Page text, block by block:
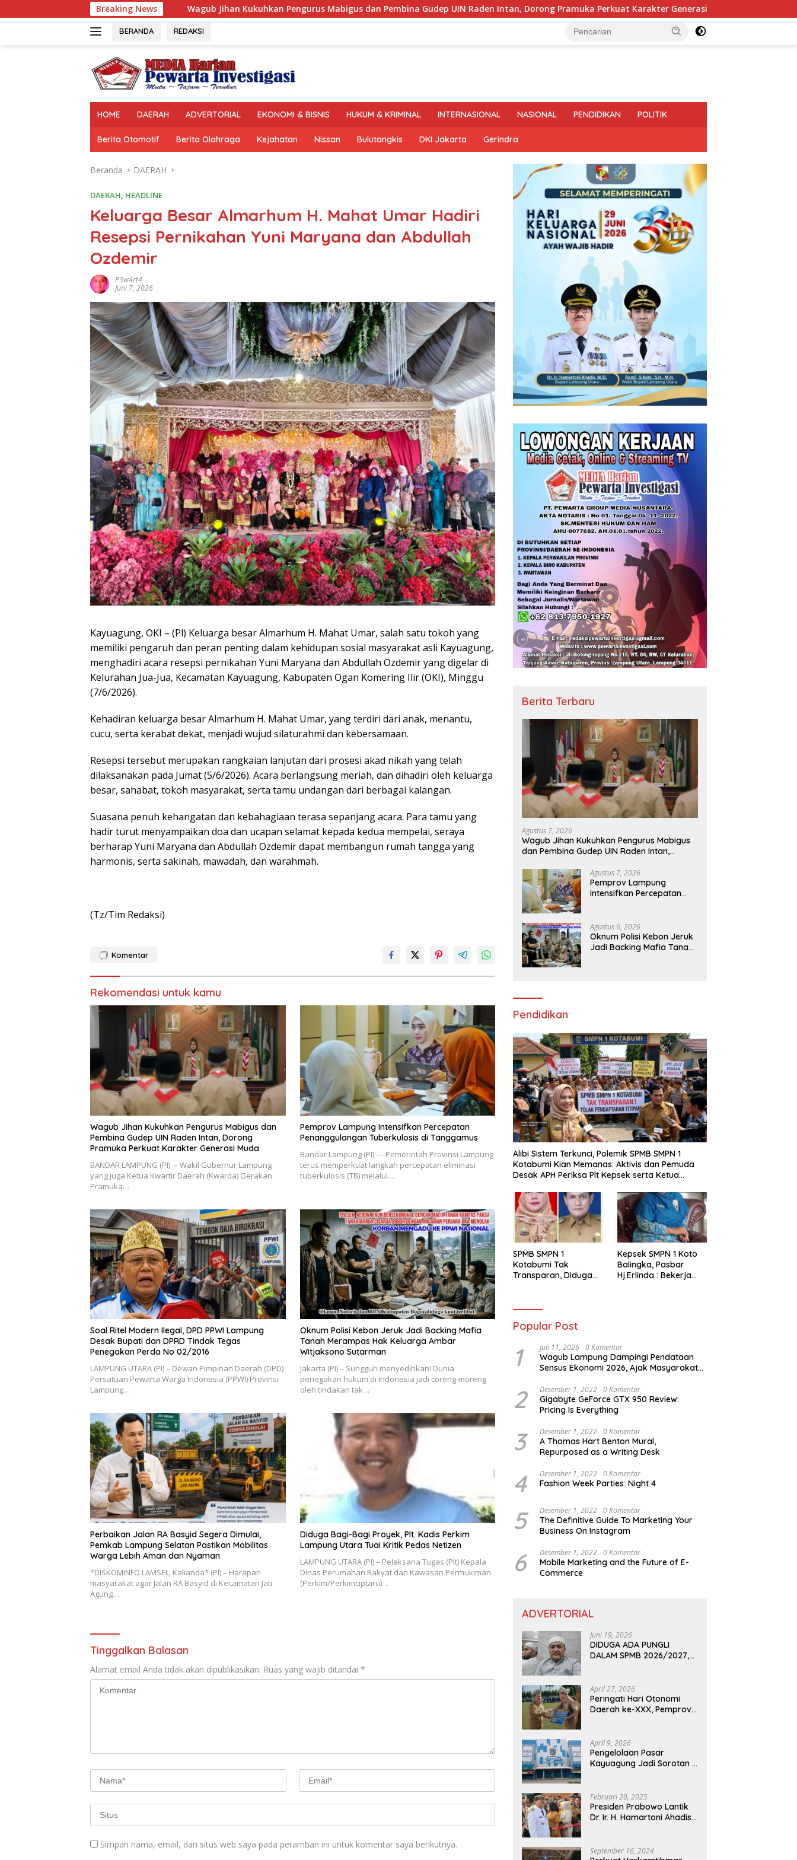
ke
Breaking News
Wagub Jihan Kukuhkan Pengurus Mabigus dan Pembina Gudep UIN Raden Intan, Dorong Pramuka Perkuat Karakter Generasi Muda Pemprov Lampung Intensifkan
BERANDA REDAKSI
HOME DAERAH ADVERTORIAL EKONOMI & BISNIS HUKUM & KRIMINAL INTERNASIONAL NASIONAL PENDIDIKAN POLITIK
Berita Otomotif Berita Olahraga Kejahatan Nissan Bulutangkis DKI Jakarta Gerindra
Beranda DAERAH
DAERAH, HEADLINE
Keluarga Besar Almarhum H. Mahat Umar Hadiri
Resepsi Pernikahan Yuni Maryana dan Abdullah
Ozdemir
P3w4rt4
Juni 7, 2026
Kayuagung, OKI – (Pl) Keluarga besar Almarhum H. Mahat Umar, salah satu tokoh yang
memiliki pengaruh dan peran penting dalam kehidupan sosial masyarakat asli Kayuagung,
menghadiri acara resepsi pernikahan Yuni Maryana dan Abdullah Ozdemir yang digelar di
Kelurahan Jua-Jua, Kecamatan Kayuagung, Kabupaten Ogan Komering Ilir (OKI), Minggu
(7/6/2026).
Kehadiran keluarga besar Almarhum H. Mahat Umar, yang terdiri dari anak, menantu,
cucu, serta kerabat dekat, menjadi wujud silaturahmi dan kebersamaan.
Resepsi tersebut merupakan rangkaian lanjutan dari prosesi akad nikah yang telah
dilaksanakan pada Jumat (5/6/2026). Acara berlangsung meriah, dan dihadiri oleh keluarga
besar, sahabat, tokoh masyarakat, serta tamu undangan dari berbagai kalangan.
Suasana penuh kehangatan dan kebahagiaan terasa sepanjang acara. Para tamu yang
hadir turut menyampaikan doa dan ucapan selamat kepada kedua mempelai, seraya
berharap Yuni Maryana dan Abdullah Ozdemir dapat membangun rumah tangga yang
harmonis, serta sakinah, mawadah, dan warahmah.
(Tz/Tim Redaksi)
Komentar
Rekomendasi untuk kamu
Wagub Jihan Kukuhkan Pengurus Mabigus dan
Pembina Gudep UIN Raden Intan, Dorong
Pramuka Perkuat Karakter Generasi Muda
BANDAR LAMPUNG (PI) – Wakil Gubernur Lampung
yang juga Ketua Kwartir Daerah (Kwarda) Gerakan
Pramuka…
Pemprov Lampung Intensifkan Percepatan
Penanggulangan Tuberkulosis di Tanggamus
Bandar Lampung (PI) — Pemerintah Provinsi Lampung
terus memperkuat langkah percepatan eliminasi
tuberkulosis (TB) melalui…
Soal Ritel Modern Ilegal, DPD PPWI Lampung
Desak Bupati dan DPRD Tindak Tegas
Penegakan Perda No 02/2016
​LAMPUNG UTARA (PI) – Dewan Pimpinan Daerah (DPD)
Persatuan Pewarta Warga Indonesia (PPWI) Provinsi
Lampung…
Oknum Polisi Kebon Jeruk Jadi Backing Mafia
Tanah Merampas Hak Keluarga Ambar
Witjaksono Sutarman
Jakarta (PI) – Sungguh menyedihkan! Dunia
penegakan hukum di Indonesia jadi coreng-moreng
oleh tindakan tak…
Perbaikan Jalan RA Basyid Segera Dimulai,
Pemkab Lampung Selatan Pastikan Mobilitas
Warga Lebih Aman dan Nyaman
*DISKOMINFO LAMSEL, Kalianda* (Pl) – Harapan
masyarakat agar Jalan RA Basyid di Kecamatan Jati
Agung…
Diduga Bagi-Bagi Proyek, Plt. Kadis Perkim
Lampung Utara Tuai Kritik Pedas Netizen
LAMPUNG UTARA (PI) – Pelaksana Tugas (Plt) Kepala
Dinas Perumahan Rakyat dan Kawasan Permukiman
(Perkim/Perkimciptaru)…
Tinggalkan Balasan
Alamat email Anda tidak akan dipublikasikan. Ruas yang wajib ditandai *
Simpan nama, email, dan situs web saya pada peramban ini untuk komentar saya berikutnya.
Berita Terbaru
Agustus 7, 2026
Wagub Jihan Kukuhkan Pengurus Mabigus
dan Pembina Gudep UIN Raden Intan,
Generasi Muda
Agustus 7, 2026
Pemprov Lampung
Intensifkan Percepatan
Tanggamus
Agustus 6, 2026
Oknum Polisi Kebon Jeruk
Jadi Backing Mafia Tanah
Pendidikan
Alibi Sistem Terkunci, Polemik SPMB SMPN 1
Kotabumi Kian Memanas: Aktivis dan Pemuda
Desak APH Periksa Plt Kepsek serta Ketua
SPMB SMPN 1
Kotabumi Tak
Transparan, Diduga
Susanto Harus
Kepsek SMPN 1 Koto
Balingka, Pasbar
Hj.Erlinda : Bekerja
Popular Post
1 Juli 11, 2026 0 Komentar
Wagub Lampung Dampingi Pendataan
Sensus Ekonomi 2026, Ajak Masyarakat
2 Desember 1, 2022 0 Komentar
Gigabyte GeForce GTX 950 Review:
Pricing Is Everything
3 Desember 1, 2022 0 Komentar
A Thomas Hart Benton Mural,
Repurposed as a Writing Desk
4 Desember 1, 2022 0 Komentar
Fashion Week Parties: Night 4
5 Desember 1, 2022 0 Komentar
The Definitive Guide To Marketing Your
Business On Instagram
6 Desember 1, 2022 0 Komentar
Mobile Marketing and the Future of E-
Commerce
ADVERTORIAL
Juni 19, 2026
DIDUGA ADA PUNGLI
DALAM SPMB 2026/2027,
AKAN DITINDAK TEGAS
April 27, 2026
Peringati Hari Otonomi
Daerah ke-XXX, Pemprov
Kemandirian Fiskal
April 9, 2026
Pengelolaan Pasar
Kayuagung Jadi Sorotan –
Oknum Dishub dan
Perdagangan
Februari 20, 2025
Presiden Prabowo Lantik
Dr. Ir. H. Hamartoni Ahadis,
Wakil Bupati Lampung
September 16, 2024